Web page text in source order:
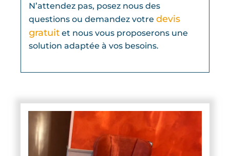
N’attendez pas, posez nous des
questions ou demandez votre devis
gratuit et nous vous proposerons une
solution adaptée à vos besoins.